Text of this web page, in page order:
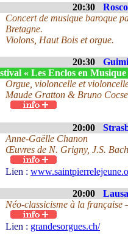
20:30
Concert de musique baroque
Bretagne.
Violons, Haut Bois et orgue.
20:30
« Les Enclos en Musique
Orgue, violoncelle et
Maude Gratton & Bruno
20:00
Anne-Gaëlle Chanon
Œuvres de N. Grigny, J.S.
Lien :
20:00
Néo-classicisme à la française
Lien : grandesorgues.ch/